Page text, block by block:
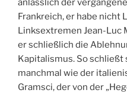
anlässlich der
Frankreich, er habe nicht
Linksextremen Jean-Luc
er schließlich die
Kapitalismus. So
manchmal wie der
Gramsci, der von der